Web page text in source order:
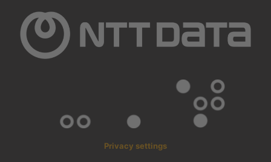
Privacy settings